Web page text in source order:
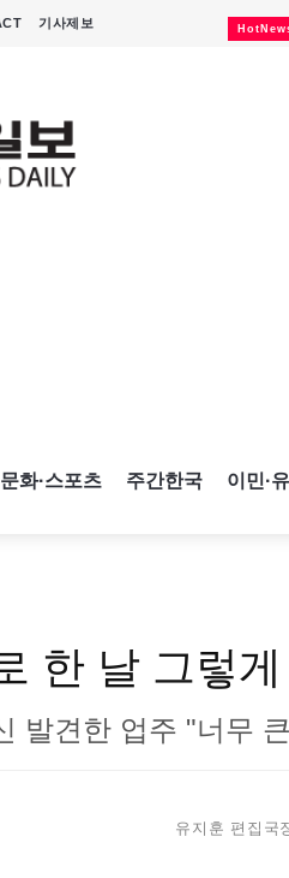
기사제보
문화·스포츠 주간한국 이민·
한 날 그렇
발견한 업주 "너무
유지훈 편집국